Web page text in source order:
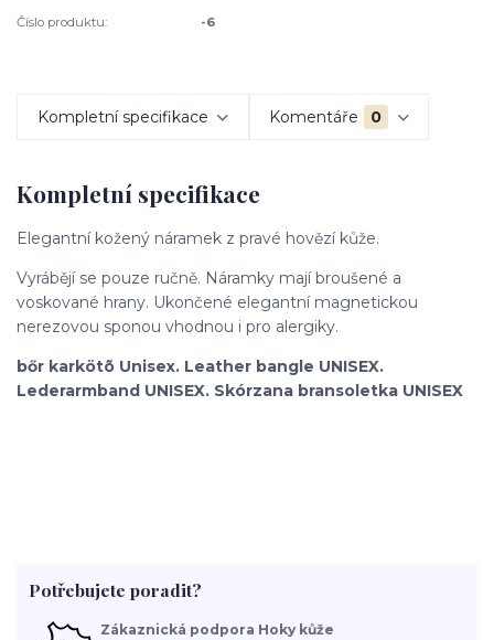
Číslo produktu: -6
Kompletní specifikace Komentáře 0
Kompletní specifikace
Elegantní kožený náramek z pravé hovězí kůže.
Vyrábějí se pouze ručně. Náramky mají broušené a
voskované hrany. Ukončené elegantní magnetickou
nerezovou sponou vhodnou i pro alergiky.
bőr karkötõ Unisex. Leather bangle UNISEX.
Lederarmband UNISEX. Skórzana bransoletka UNISEX
Potřebujete poradit?
Zákaznická podpora Hoky kůže